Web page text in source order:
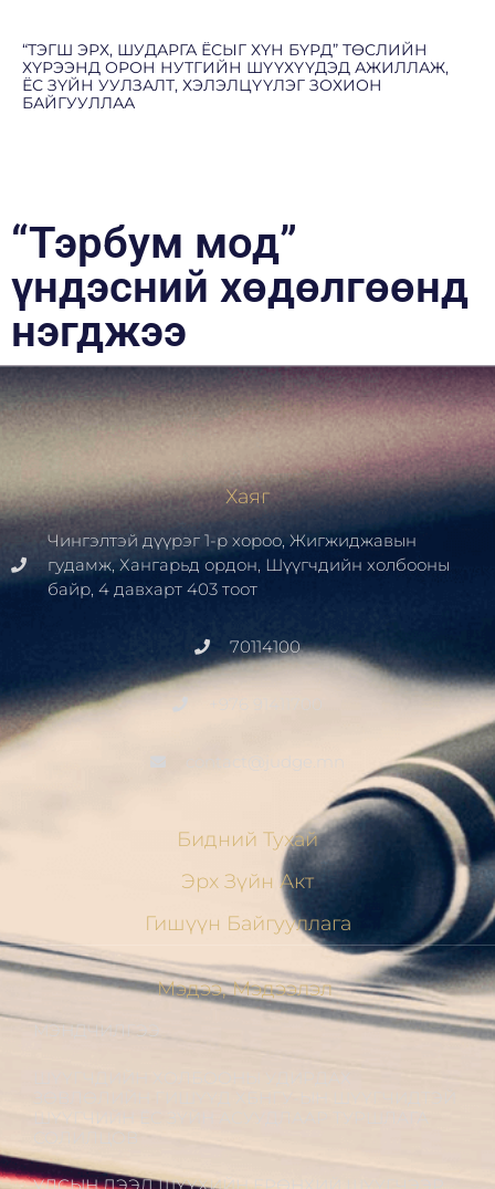
“ТЭГШ ЭРХ, ШУДАРГА ЁСЫГ ХҮН БҮРД” ТӨСЛИЙН
ХҮРЭЭНД ОРОН НУТГИЙН ШҮҮХҮҮДЭД АЖИЛЛАЖ,
ЁС ЗҮЙН УУЛЗАЛТ, ХЭЛЭЛЦҮҮЛЭГ ЗОХИОН
БАЙГУУЛЛАА
“Тэрбум мод”
үндэсний хөдөлгөөнд
нэгджээ
Хаяг
Чингэлтэй дүүрэг 1-р хороо, Жигжиджавын
гудамж, Хангарьд ордон, Шүүгчдийн холбооны
байр, 4 давхарт 403 тоот
70114100
contact@judge.mn
Бидний Тухай
Эрх Зүйн Акт
Гишүүн Байгууллага
Мэдээ, Мэдээлэл
МЭНДЧИЛГЭЭ
ШҮҮГЧДИЙН ХОЛБООНЫ УДИРДАХ
СОЛИЛЦОВ